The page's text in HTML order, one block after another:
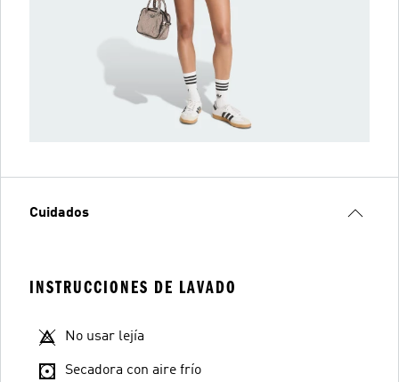
Cuidados
INSTRUCCIONES DE LAVADO
No usar lejía
Secadora con aire frío